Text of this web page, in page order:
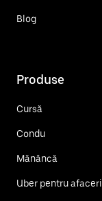
Blog
Produse
Cursă
Condu
Mănâncă
Uber pentru afaceri